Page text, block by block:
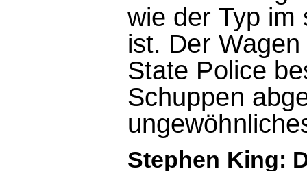
wie der Typ im
ist. Der
State Police
Schuppen
Stephen King: